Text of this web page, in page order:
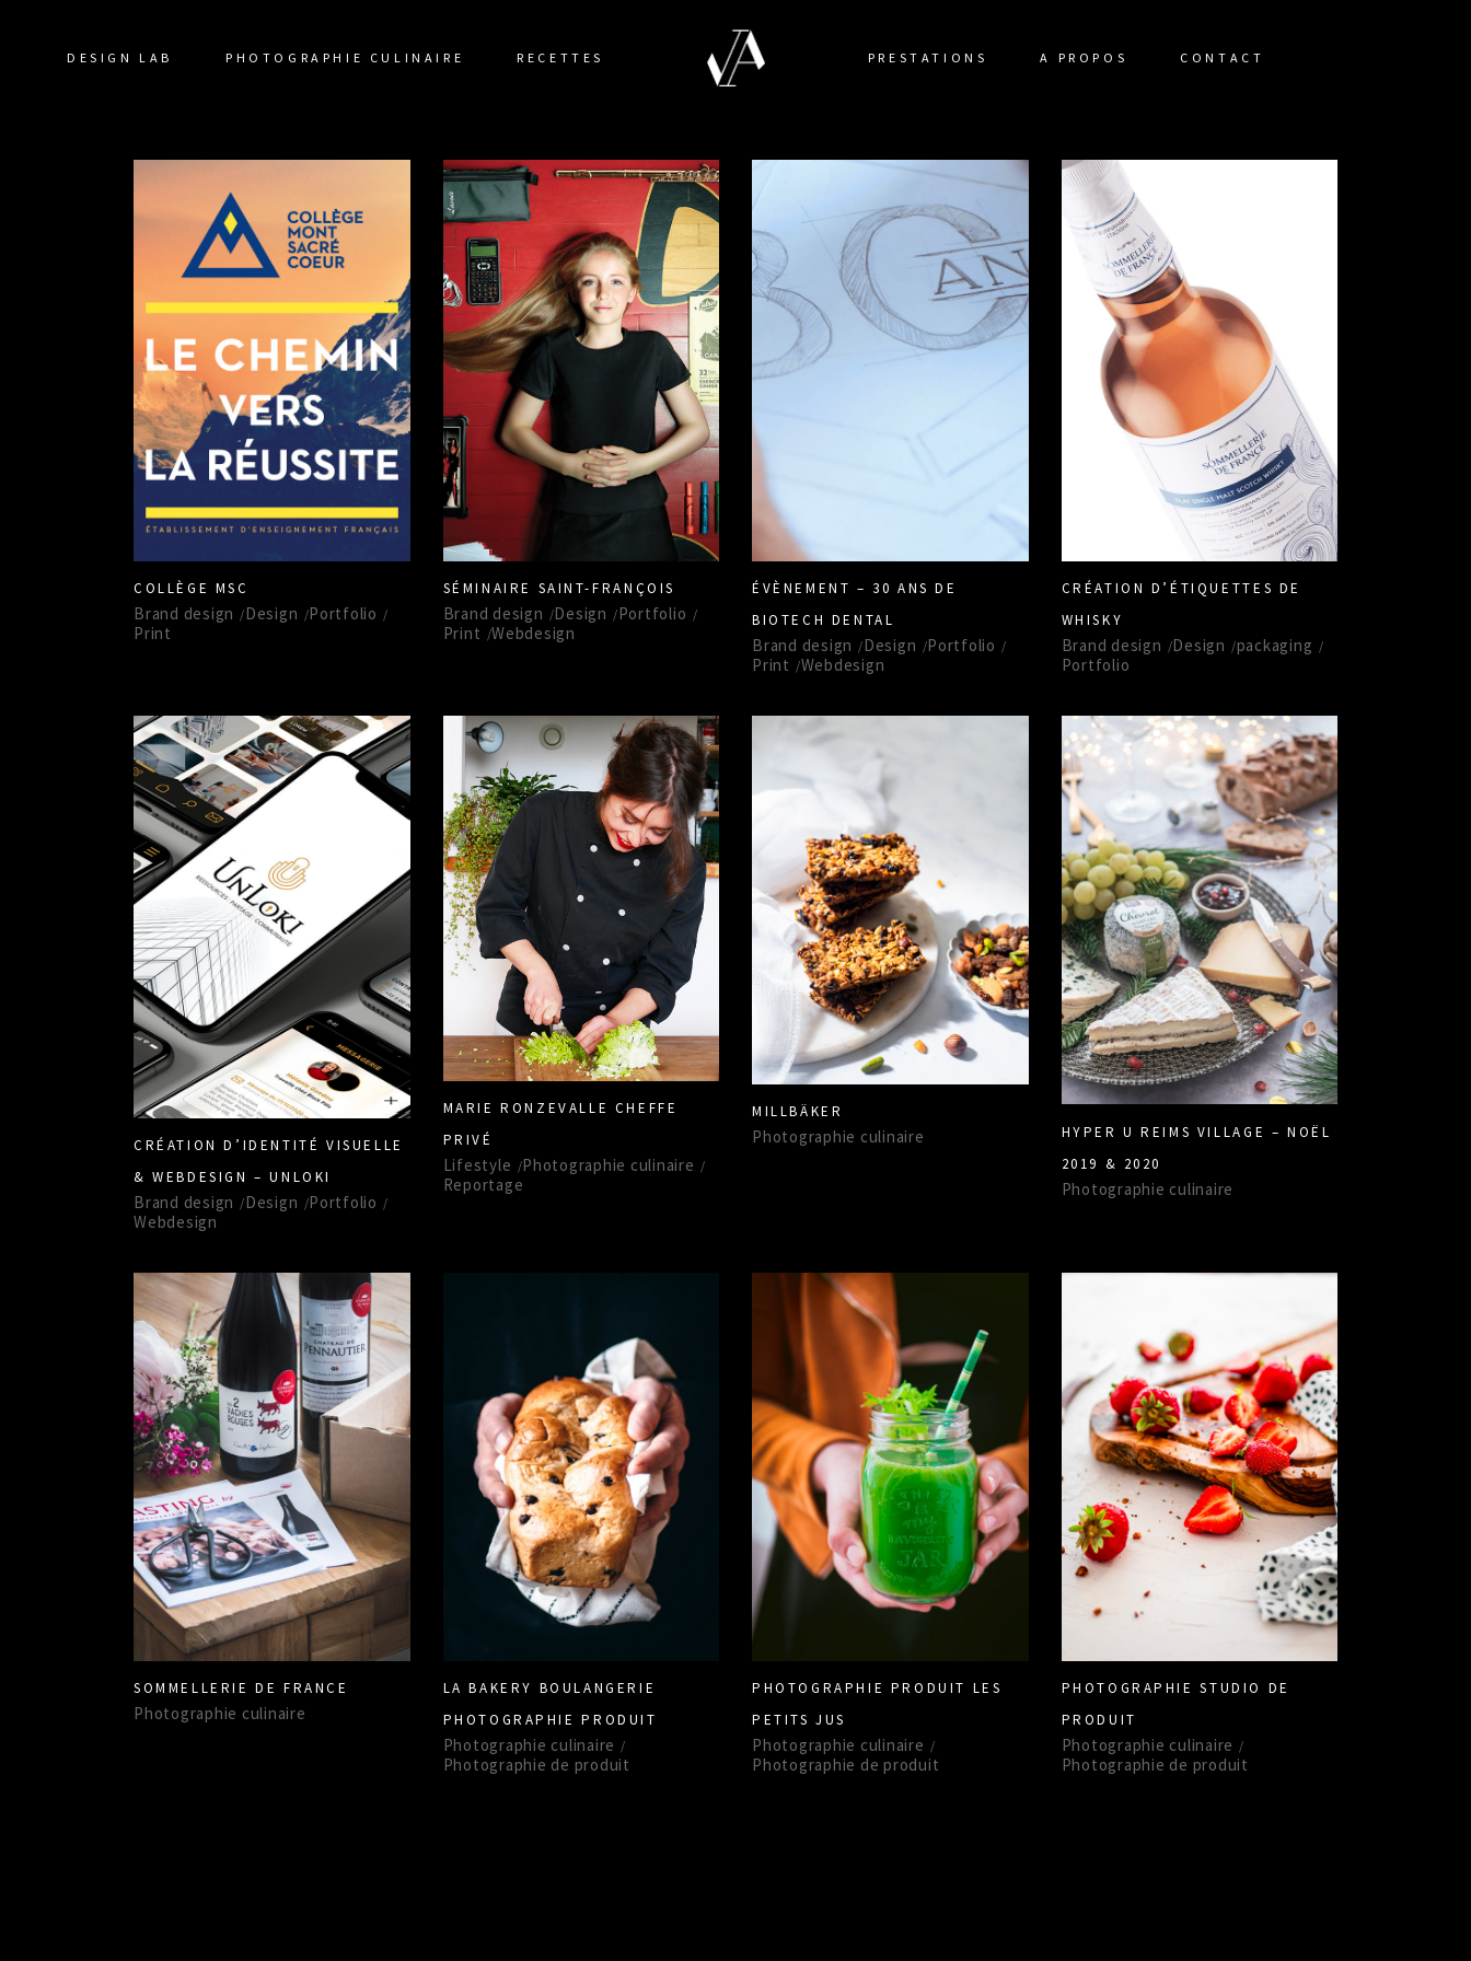
DESIGN LAB PHOTOGRAPHIE CULINAIRE RECETTES PRESTATIONS A PROPOS CONTACT
COLLÈGE MSC
Brand design Design
Portfolio
Print
SÉMINAIRE SAINT-FRANÇOIS
Brand design Design
Portfolio
Print Webdesign
ÉVÈNEMENT – 30 ANS DE
BIOTECH DENTAL
Brand design Design
Portfolio
Print
Webdesign
CRÉATION D’ÉTIQUETTES DE
WHISKY
Brand design Design
packaging
Portfolio
CRÉATION D’IDENTITÉ VISUELLE
& WEBDESIGN – UNLOKI
Brand design Design
Portfolio
Webdesign
MARIE RONZEVALLE CHEFFE
PRIVÉ
Lifestyle
Photographie culinaire
Reportage
MILLBÄKER
Photographie culinaire
HYPER U REIMS VILLAGE – NOËL
2019 & 2020
Photographie culinaire
SOMMELLERIE DE FRANCE
Photographie culinaire
LA BAKERY BOULANGERIE
PHOTOGRAPHIE PRODUIT
Photographie culinaire
Photographie de produit
PHOTOGRAPHIE PRODUIT LES
PETITS JUS
Photographie culinaire
Photographie de produit
PHOTOGRAPHIE STUDIO DE
PRODUIT
Photographie culinaire
Photographie de produit